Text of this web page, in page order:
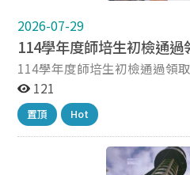
學生，以及已取得修畢師資職
儲備教師、實習學生等。 錄取
類別錄取順序及完成網路報名
各場地可容納人數而定，額滿為止。 三、 測
式： 測驗方式： 電腦化測驗，
測驗前入場及宣讀試場規則時
適性科技與一般科技，含 AI 科
測簡介： https://tl-
2026-07-29
114學年度師培生初檢通過
114學年度師培生初檢通過領取證書公告
生初檢通過之成績證明書(初檢
可於週一至週五本校上班時間(
時，8/7、8/14為學校暑修不
未能至本中心領證者，可寄送
請註明「寄送初檢三證」。回
121
置頂 Hot